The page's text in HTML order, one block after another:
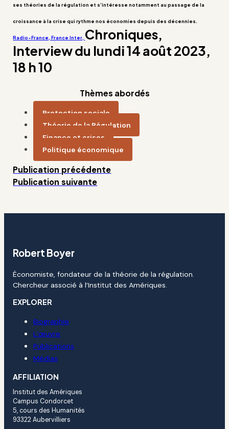
ses théories de la régulation et s’intéresse notamment au passage de la
croissance à la crise qui rythme nos économies depuis des décennies.
Radio-France, France Inter, Chroniques,
Interview du lundi 14 août 2023,
18 h 10
Thèmes abordés
Protection sociale
Théorie de la Régulation
Finance et crises
Politique économique
Publication précédente
Publication suivante
Robert Boyer
Économiste, fondateur de la théorie de la régulation.
Chercheur associé à l’Institut des Amériques.
EXPLORER
Biographie
L’œuvre
Publications
Médias
AFFILIATION
Institut des Amériques
Campus Condorcet
5, cours des Humanités
93322 Aubervilliers